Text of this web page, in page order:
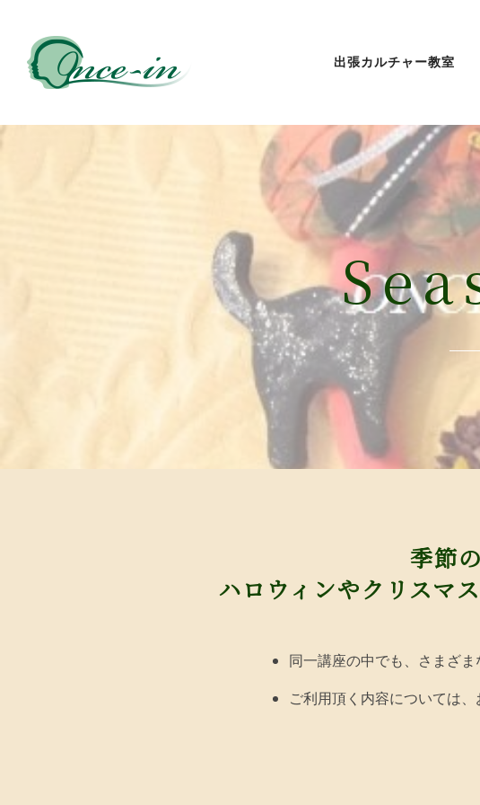
出張カルチャー教室
季節
ハロウィンやクリスマ
同一講座の中でも、さまざ
ご利用頂く内容については